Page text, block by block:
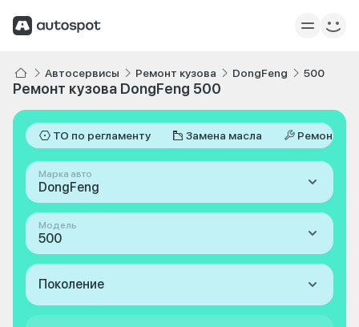
Автосервисы Ремонт кузова DongFeng 500
Ремонт кузова DongFeng 500
ТО по регламенту Замена масла Ремонт
Марка авто
DongFeng
Модель
500
Поколение